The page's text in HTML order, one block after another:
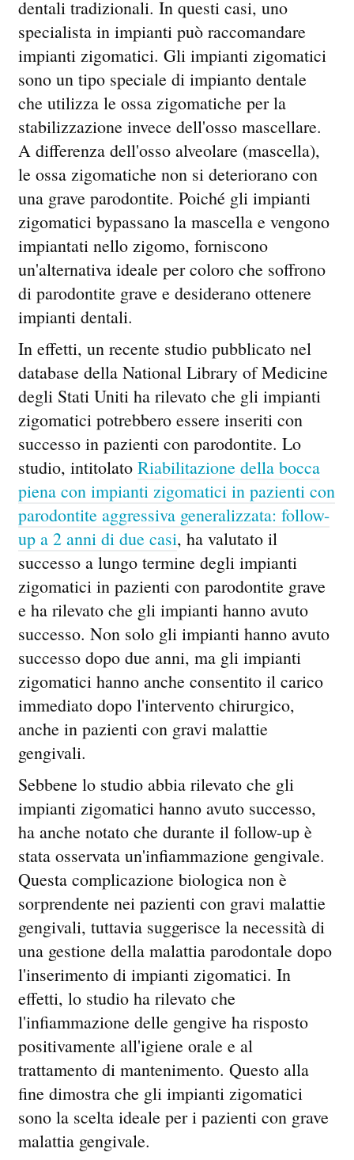
dentali tradizionali. In questi casi, uno
specialista in impianti può raccomandare
impianti zigomatici. Gli impianti zigomatici
sono un tipo speciale di impianto dentale
che utilizza le ossa zigomatiche per la
stabilizzazione invece dell'osso mascellare.
A differenza dell'osso alveolare (mascella),
le ossa zigomatiche non si deteriorano con
una grave parodontite. Poiché gli impianti
zigomatici bypassano la mascella e vengono
impiantati nello zigomo, forniscono
un'alternativa ideale per coloro che soffrono
di parodontite grave e desiderano ottenere
impianti dentali.
In effetti, un recente studio pubblicato nel
database della National Library of Medicine
degli Stati Uniti ha rilevato che gli impianti
zigomatici potrebbero essere inseriti con
successo in pazienti con parodontite. Lo
studio, intitolatoRiabilitazione della bocca
piena con impianti zigomatici in pazienti con
parodontite aggressiva generalizzata: follow-
up a 2 anni di due casi, ha valutato il
successo a lungo termine degli impianti
zigomatici in pazienti con parodontite grave
e ha rilevato che gli impianti hanno avuto
successo. Non solo gli impianti hanno avuto
successo dopo due anni, ma gli impianti
zigomatici hanno anche consentito il carico
immediato dopo l'intervento chirurgico,
anche in pazienti con gravi malattie
gengivali.
Sebbene lo studio abbia rilevato che gli
impianti zigomatici hanno avuto successo,
ha anche notato che durante il follow-up è
stata osservata un'infiammazione gengivale.
Questa complicazione biologica non è
sorprendente nei pazienti con gravi malattie
gengivali, tuttavia suggerisce la necessità di
una gestione della malattia parodontale dopo
l'inserimento di impianti zigomatici. In
effetti, lo studio ha rilevato che
l'infiammazione delle gengive ha risposto
positivamente all'igiene orale e al
trattamento di mantenimento. Questo alla
fine dimostra che gli impianti zigomatici
sono la scelta ideale per i pazienti con grave
malattia gengivale.